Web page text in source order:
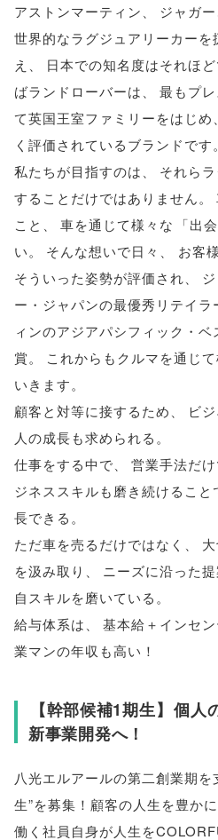
アストンマーティン
ジャガー
世界的なラグジュアリーカーを
え
日本での知名度はそれほ
ばランドローバーは
最もプ
て英国王室ファミリーをはじめ
く評価されているブランドです。
私たちが目指すのは
それら
することだけではありません。
こと
車を通じて様々な 「出
い。 そんな想いで日々 お客
そういった姿勢が評価され
ー・ジャパンの最優秀リテイラ
ィンのアジアパシフィック・
賞。
これからもクルマを通じ
いきます。
顧客と対等に接するため
ビ
人の成長も求められる 。
仕事をする中で
営業手法だけ
ジネススキルも磨き続けるこ
長できる 。
ただ車を売るだけではなく
を汲み取り
ニーズに沿った
自スキルを磨いている 。
給与体系は
基本給＋インセ
業マンの年収も高い！
【幹部候補1期生】 個人
新事業開発へ！
八光エルアールの第二創業期を
生”を募集！顧客の人生を豊か
働く社員自身が人生を